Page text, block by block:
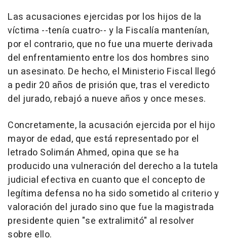
Las acusaciones ejercidas por los hijos de la
víctima --tenía cuatro-- y la Fiscalía mantenían,
por el contrario, que no fue una muerte derivada
del enfrentamiento entre los dos hombres sino
un asesinato. De hecho, el Ministerio Fiscal llegó
a pedir 20 años de prisión que, tras el veredicto
del jurado, rebajó a nueve años y once meses.
Concretamente, la acusación ejercida por el hijo
mayor de edad, que está representado por el
letrado Solimán Ahmed, opina que se ha
producido una vulneración del derecho a la tutela
judicial efectiva en cuanto que el concepto de
legítima defensa no ha sido sometido al criterio y
valoración del jurado sino que fue la magistrada
presidente quien "se extralimitó" al resolver
sobre ello.